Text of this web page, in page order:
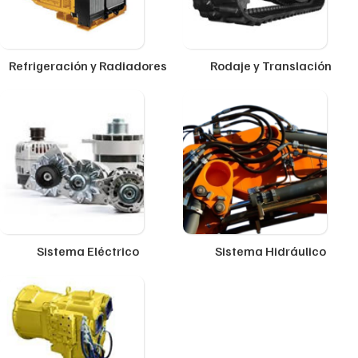
Refrigeración y Radiadores Rodaje y Translación
Sistema Eléctrico Sistema Hidráulico